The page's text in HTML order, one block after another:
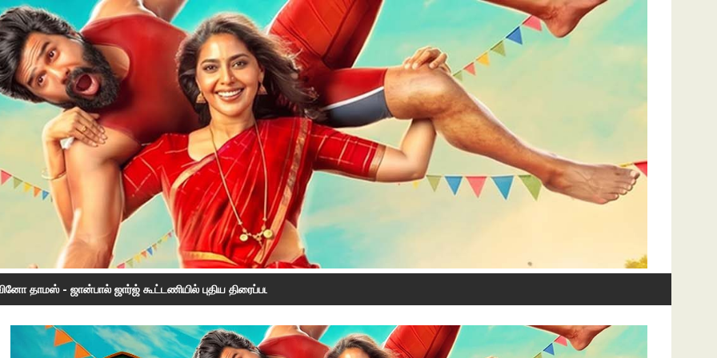
தாமஸ் - ஜான்பால் ஜார்ஜ் கூட்டணியில் புதிய திரைப்படம் - மீண்டும் ஒன்றிணையும் 'குப்பி' டீம்